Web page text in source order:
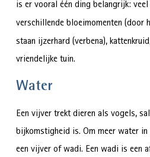
is er vooral één ding belangrijk:
verschillende bloeimomenten (door
staan ijzerhard (verbena),
vriendelijke tuin.
Water
Een vijver trekt dieren als vogels,
bijkomstigheid is. Om meer water
een vijver of wadi. Een wadi is een